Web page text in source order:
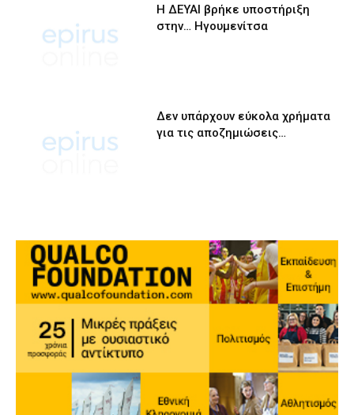
Η ΔΕΥΑΙ βρήκε υποστήριξη
στην… Ηγουμενίτσα
Δεν υπάρχουν εύκολα χρήματα
για τις αποζημιώσεις…